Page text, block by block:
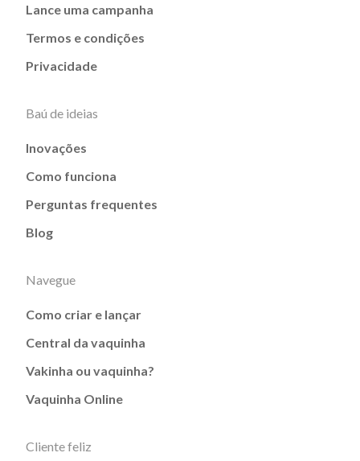
Lance uma campanha
Termos e condições
Privacidade
Baú de ideias
Inovações
Como funciona
Perguntas frequentes
Blog
Navegue
Como criar e lançar
Central da vaquinha
Vakinha ou vaquinha?
Vaquinha Online
Cliente feliz